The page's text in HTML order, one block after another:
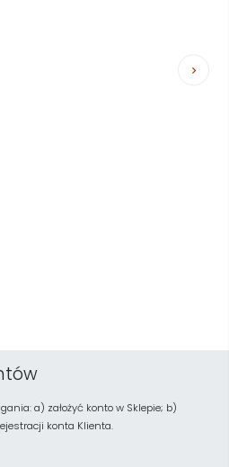
a) założyć konto w Sklepie; b)
konta Klienta.